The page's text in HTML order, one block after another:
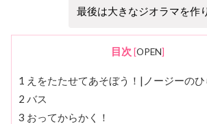
最後は大きなジオラマを作
目次 [OPEN]
1 えをたたせてあそぼう！|ノージーの
2 バス
3 おってからかく！